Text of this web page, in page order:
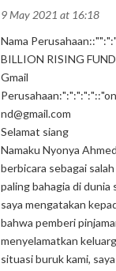
9 May 2021 at 16:18
Nama
BILLION RISING FUND
Gmail
Selamat siang
Namaku Nyonya
berbicara sebagai
paling bahagia di dunia
saya mengatakan
bahwa pemberi
menyelamatkan
situasi buruk kami,